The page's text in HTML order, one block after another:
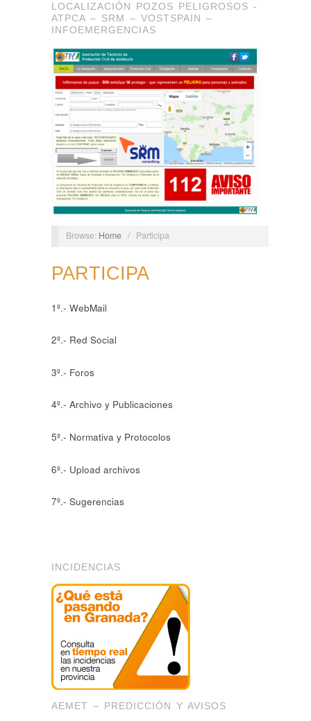
LOCALIZACIÓN POZOS PELIGROSOS -
ATPCA – SRM – VOSTSPAIN –
INFOEMERGENCIAS
Browse: Home / Participa
PARTICIPA
1º.- WebMail
2º.- Red Social
3º.- Foros
4º.- Archivo y Publicaciones
5º.- Normativa y Protocolos
6º.- Upload archivos
7º.- Sugerencias
INCIDENCIAS
AEMET – PREDICCIÓN Y AVISOS